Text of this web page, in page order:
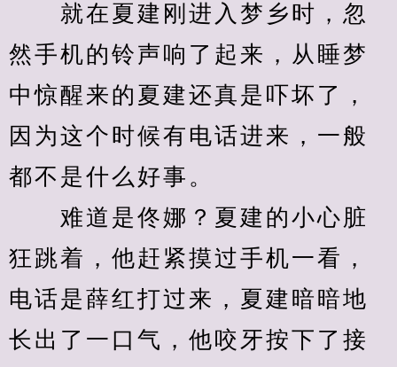
就在夏建刚进入梦乡时，忽
然手机的铃声响了起来，从睡梦
中惊醒来的夏建还真是吓坏了，
因为这个时候有电话进来，一般
都不是什么好事。
难道是佟娜？夏建的小心脏
狂跳着，他赶紧摸过手机一看，
电话是薛红打过来，夏建暗暗地
长出了一口气，他咬牙按下了接